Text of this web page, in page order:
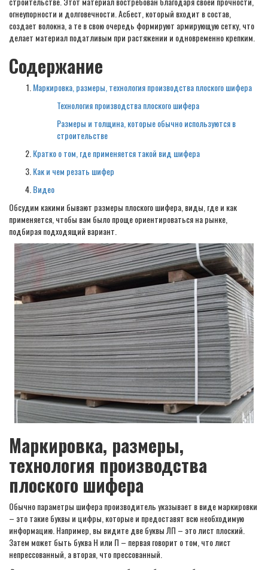
огнеупорности и долговечности. Асбест, который входит в состав,
создает волокна, а те в свою очередь формируют армирующую сетку, что
делает материал податливым при растяжении и одновременно крепким.
Содержание
Маркировка, размеры, технология производства плоского шифера
Технология производства плоского шифера
Размеры и толщина, которые обычно используются в
строительстве
Кратко о том, где применяется такой вид шифера
Как и чем резать шифер
Видео
Обсудим какими бывают размеры плоского шифера, виды, где и как
применяется, чтобы вам было проще ориентироваться на рынке,
подбирая подходящий вариант.
Маркировка, размеры,
технология производства
плоского шифера
Обычно параметры шифера производитель указывает в виде маркировки
– это такие буквы и цифры, которые и предоставят всю необходимую
информацию. Например, вы видите две буквы ЛП – это лист плоский.
Затем может быть буква Н или П – первая говорит о том, что лист
непрессованный, а вторая, что прессованный.